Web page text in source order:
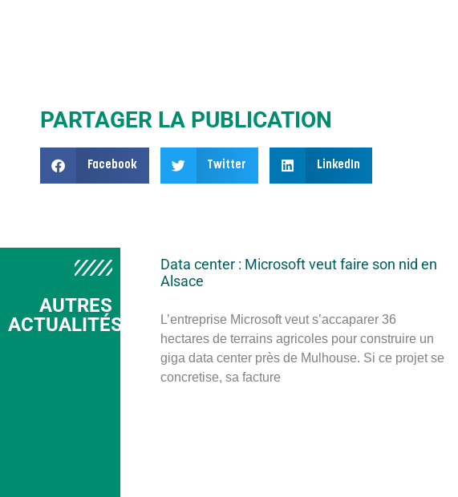
PARTAGER LA PUBLICATION
Facebook Twitter LinkedIn
AUTRES
ACTUALITÉS
Data center : Microsoft veut faire son nid en
Alsace
L’entreprise Microsoft veut s’accaparer 36
hectares de terrains agricoles pour construire un
giga data center près de Mulhouse. Si ce projet se
concretise, sa facture